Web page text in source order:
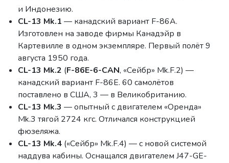
и Индонезию.
CL-13 Mk.1 — канадский вариант F-86A.
Изготовлен на заводе фирмы Канадэйр в
Картевилле в одном экземпляре. Первый полёт 9
августа 1950 года.
CL-13 Mk.2 (F-86E-6-CAN, «Сейбр» Mk.F.2) —
канадский вариант F-86E. 60 самолётов
поставлено в США, 3 — в Великобританию.
CL-13 Mk.3 — опытный с двигателем «Оренда»
Mk.3 тягой 2724 кгс. Отличался конструкцией
фюзеляжа.
CL-13 Mk.4 («Сейбр» Mk.F.4) — с новой системой
наддува кабины. Оснащался двигателем J47-GE-